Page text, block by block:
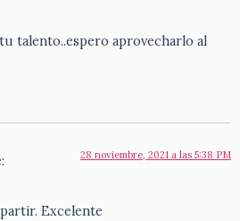
talento..espero aprovecharlo al
28 noviembre, 2021 a las 5:38 PM
Excelente